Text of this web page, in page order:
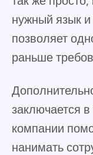
нужный язык и
позволяет
раньше
заключается
компании
нанимать